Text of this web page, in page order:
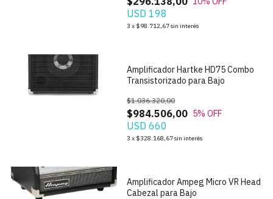
USD 198
3 x $98.712,67sin interés
Amplificador Hartke HD75 Combo
Transistorizado para Bajo
$984.506,00
$1.036.320,00
5% OFF
USD 660
3 x $328.168,67sin interés
Amplificador Ampeg Micro VR Head
Cabezal para Bajo